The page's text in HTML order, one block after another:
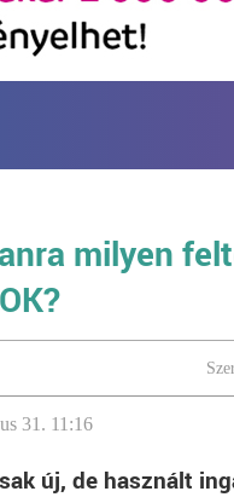
milyen
31. 11:16
új, de használt